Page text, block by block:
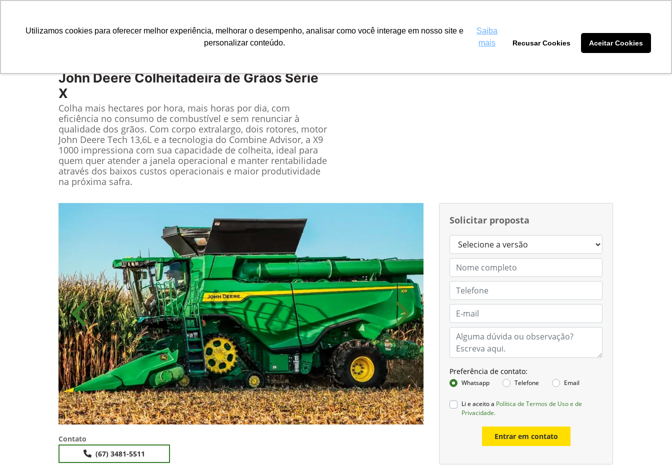
Utilizamos cookies para oferecer melhor experiência, melhorar o desempenho, analisar como você interage em nosso site e
personalizar conteúdo.
Saiba
mais
Recusar Cookies Aceitar Cookies
Seminovos Blog Sobre nós
John DeereColheitadeira de Grãos Série
X
Colha mais hectares por hora, mais horas por dia, com
eficiência no consumo de combustível e sem renunciar à
qualidade dos grãos. Com corpo extralargo, dois rotores, motor
John Deere Tech 13,6L e a tecnologia do Combine Advisor, a X9
1000 impressiona com sua capacidade de colheita, ideal para
quem quer atender a janela operacional e manter rentabilidade
através dos baixos custos operacionais e maior produtividade
na próxima safra.
Solicitar proposta
Preferência de contato:
Whatsapp Telefone Email
Li e aceito a Política de Termos de Uso e de
Privacidade.
Entrar em contato
Anterior Próximo
Contato
(67) 3481-5511